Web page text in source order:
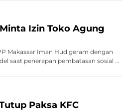
Izin Toko Agung
Makassar Iman Hud geram dengan
saat penerapan pembatasan sosial ...
Paksa KFC